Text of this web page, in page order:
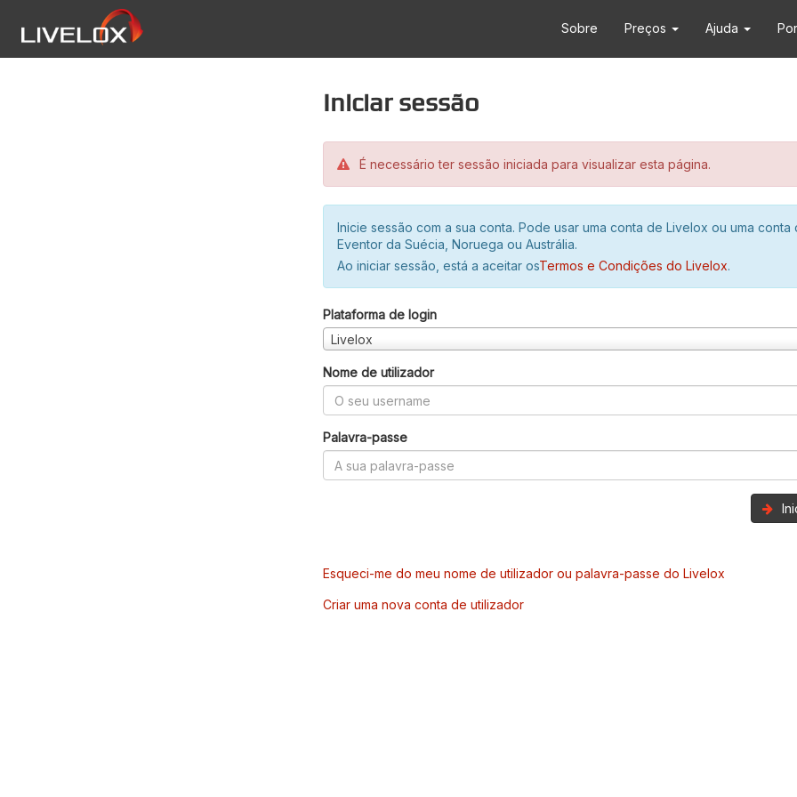
Sobre Preços Ajuda
Iniciar sessão
É necessário ter sessão iniciada para visualizar esta página.
Inicie sessão com a sua conta. Pode usar uma conta de Livelox ou uma conta
Eventor da Suécia, Noruega ou Austrália.
Ao iniciar sessão, está a aceitar osTermos e Condições do Livelox.
Plataforma de login
Livelox
Nome de utilizador
Palavra-passe
Esqueci-me do meu nome de utilizador ou palavra-passe do Livelox
Criar uma nova conta de utilizador